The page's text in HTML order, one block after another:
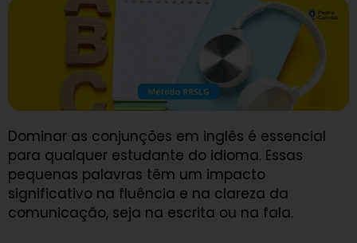
Dominar as conjunções em inglês é essencial
para qualquer estudante do idioma. Essas
pequenas palavras têm um impacto
significativo na fluência e na clareza da
comunicação, seja na escrita ou na fala.